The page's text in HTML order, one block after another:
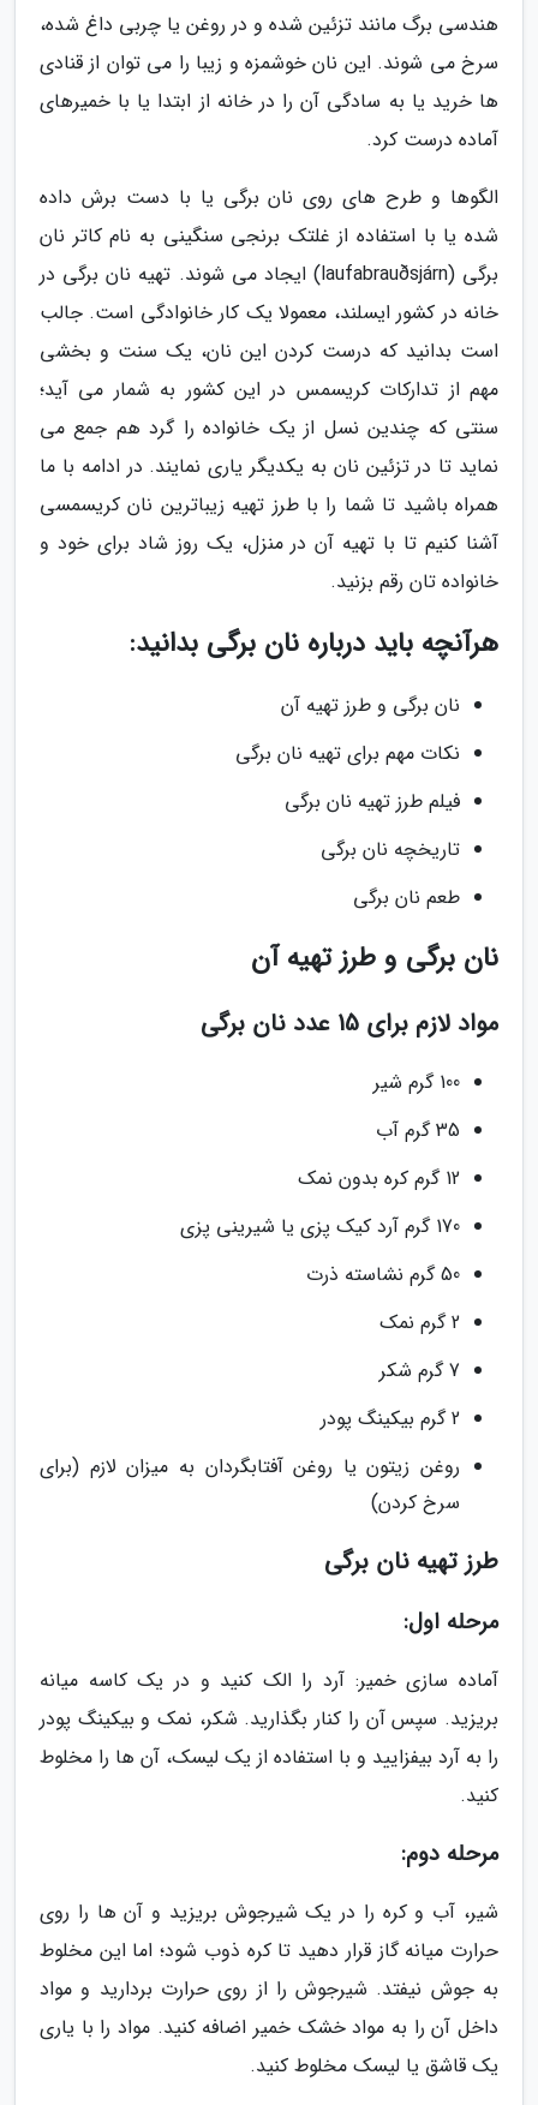
هندسی برگ مانند تزئین شده و در روغن یا چربی داغ شده،
سرخ می شوند. این نان خوشمزه و زیبا را می توان از قنادی
ها خرید یا به سادگی آن را در خانه از ابتدا یا با خمیرهای
آماده درست کرد.
الگوها و طرح های روی نان برگی یا با دست برش داده
شده یا با استفاده از غلتک برنجی سنگینی به نام کاتر نان
برگی (laufabrauðsjárn) ایجاد می شوند. تهیه نان برگی در
خانه در کشور ایسلند، معمولا یک کار خانوادگی است. جالب
است بدانید که درست کردن این نان، یک سنت و بخشی
مهم از تدارکات کریسمس در این کشور به شمار می آید؛
سنتی که چندین نسل از یک خانواده را گرد هم جمع می
نماید تا در تزئین نان به یکدیگر یاری نمایند. در ادامه با ما
همراه باشید تا شما را با طرز تهیه زیباترین نان کریسمسی
آشنا کنیم تا با تهیه آن در منزل، یک روز شاد برای خود و
خانواده تان رقم بزنید.
هرآنچه باید درباره نان برگی بدانید:
نان برگی و طرز تهیه آن
نکات مهم برای تهیه نان برگی
فیلم طرز تهیه نان برگی
تاریخچه نان برگی
طعم نان برگی
نان برگی و طرز تهیه آن
مواد لازم برای 15 عدد نان برگی
100 گرم شیر
35 گرم آب
12 گرم کره بدون نمک
170 گرم آرد کیک پزی یا شیرینی پزی
50 گرم نشاسته ذرت
2 گرم نمک
7 گرم شکر
2 گرم بیکینگ پودر
روغن زیتون یا روغن آفتابگردان به میزان لازم (برای
سرخ کردن)
طرز تهیه نان برگی
مرحله اول:
آماده سازی خمیر: آرد را الک کنید و در یک کاسه میانه
بریزید. سپس آن را کنار بگذارید. شکر، نمک و بیکینگ پودر
را به آرد بیفزایید و با استفاده از یک لیسک، آن ها را مخلوط
کنید.
مرحله دوم:
شیر، آب و کره را در یک شیرجوش بریزید و آن ها را روی
حرارت میانه گاز قرار دهید تا کره ذوب شود؛ اما این مخلوط
به جوش نیفتد. شیرجوش را از روی حرارت بردارید و مواد
داخل آن را به مواد خشک خمیر اضافه کنید. مواد را با یاری
یک قاشق یا لیسک مخلوط کنید.